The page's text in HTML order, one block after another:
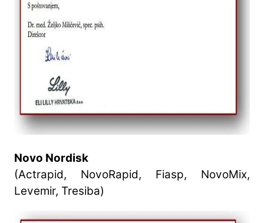
Novo Nordisk
(Actrapid, NovoRapid, Fiasp, NovoMix,
Levemir, Tresiba)